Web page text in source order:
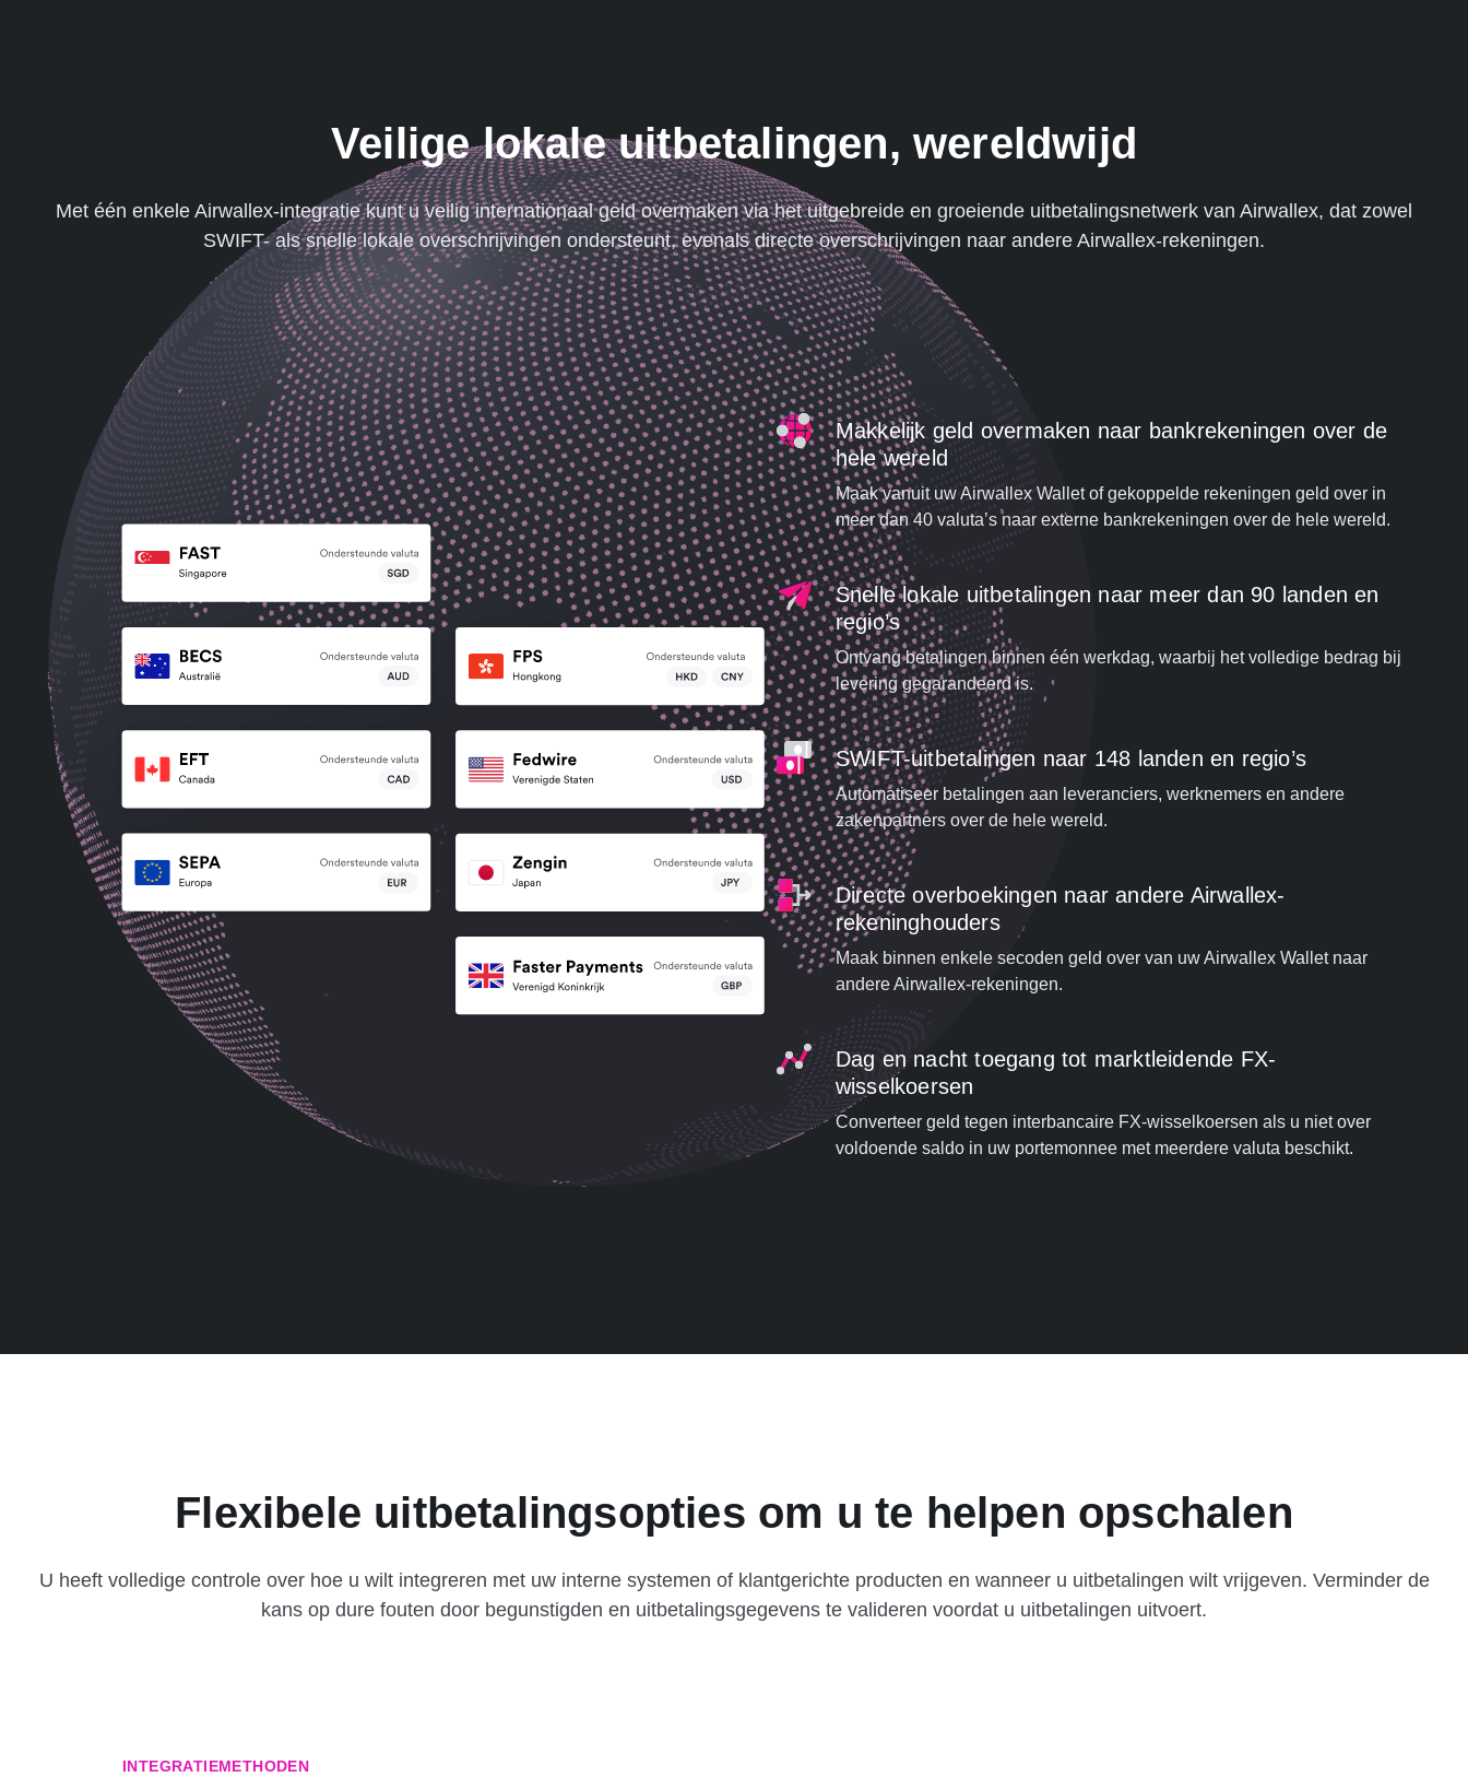
Veilige lokale uitbetalingen, wereldwijd
Met één enkele Airwallex-integratie kunt u veilig internationaal geld overmaken via het uitgebreide en groeiende uitbetalingsnetwerk van Airwallex, dat zowel
SWIFT- als snelle lokale overschrijvingen ondersteunt, evenals directe overschrijvingen naar andere Airwallex-rekeningen.
Makkelijk geld overmaken naar bankrekeningen over de
hele wereld
Maak vanuit uw Airwallex Wallet of gekoppelde rekeningen geld over in
meer dan 40 valuta’s naar externe bankrekeningen over de hele wereld.
Snelle lokale uitbetalingen naar meer dan 90 landen en
regio’s
Ontvang betalingen binnen één werkdag, waarbij het volledige bedrag bij
levering gegarandeerd is.
SWIFT-uitbetalingen naar 148 landen en regio’s
Automatiseer betalingen aan leveranciers, werknemers en andere
zakenpartners over de hele wereld.
Directe overboekingen naar andere Airwallex-
rekeninghouders
Maak binnen enkele secoden geld over van uw Airwallex Wallet naar
andere Airwallex-rekeningen.
Dag en nacht toegang tot marktleidende FX-
wisselkoersen
Converteer geld tegen interbancaire FX-wisselkoersen als u niet over
voldoende saldo in uw portemonnee met meerdere valuta beschikt.
Flexibele uitbetalingsopties om u te helpen opschalen
U heeft volledige controle over hoe u wilt integreren met uw interne systemen of klantgerichte producten en wanneer u uitbetalingen wilt vrijgeven. Verminder de
kans op dure fouten door begunstigden en uitbetalingsgegevens te valideren voordat u uitbetalingen uitvoert.
INTEGRATIEMETHODEN